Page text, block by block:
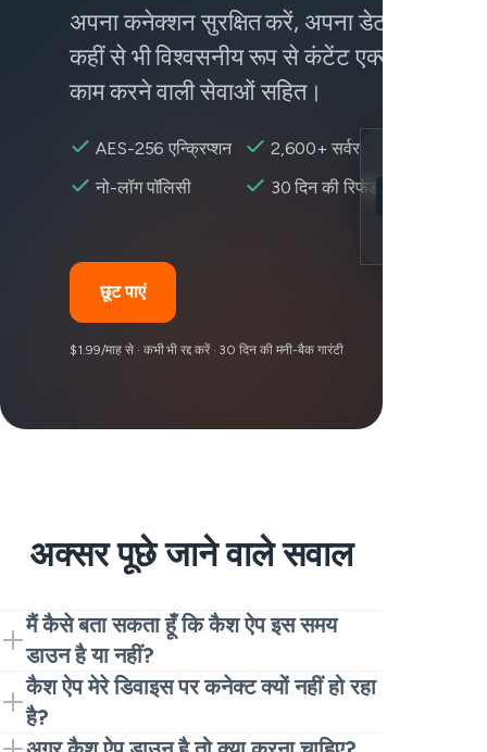
अपना कनेक्शन सुरक्षित करें, अपना डेटा सुरक्षित
कहीं से भी विश्वसनीय रूप से कंटेंट एक्सेस करें —
काम करने वाली सेवाओं सहित।
AES-256 एन्क्रिप्शन
2,600+ सर्वर
नो-लॉग पॉलिसी
30 दिन की रिफंड
छूट पाएं
$1.99/माह से · कभी भी रद्द करें · 30 दिन की मनी-बैक गारंटी
अक्सर पूछे जाने वाले सवाल
मैं कैसे बता सकता हूँ कि कैश ऐप इस समय
डाउन है या नहीं?
उपयोगकर्ता रिपोर्ट की जांच करें। अगर रिपोर्ट बढ़ती
हैं, तो कैश ऐप इस समय डाउन होने की संभावना है।
अगर रिपोर्ट कम हैं, तो संभवतः आज कैश ऐप समस्या
कैश ऐप मेरे डिवाइस पर कनेक्ट क्यों नहीं हो रहा
है?
यह आमतौर पर एक कैश ऐप आउटेज होता है, या एक